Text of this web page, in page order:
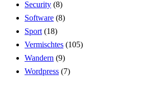
Security (8)
Software (8)
Sport (18)
Vermischtes (105)
Wandern (9)
Wordpress (7)